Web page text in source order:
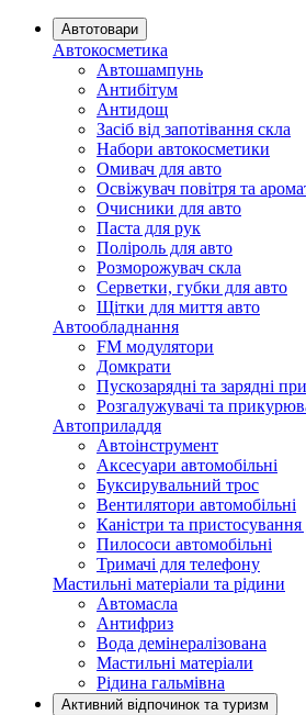
Автотовари
Автокосметика
Автошампунь
Антибітум
Антидощ
Засіб від запотівання скла
Набори автокосметики
Омивач для авто
Освіжувач повітря та
Очисники для авто
Паста для рук
Поліроль для авто
Розморожувач скла
Серветки, губки для авто
Щітки для миття авто
Автообладнання
FM модулятори
Домкрати
Пускозарядні та зарядні
Розгалужувачі та
Автоприладдя
Автоінструмент
Аксесуари автомобільні
Буксирувальний трос
Вентилятори автомобільні
Каністри та пристосування
Пилососи автомобільні
Тримачі для телефону
Мастильні матеріали та рідини
Автомасла
Антифриз
Вода демінералізована
Мастильні матеріали
Рідина гальмівна
Активний відпочинок та туризм